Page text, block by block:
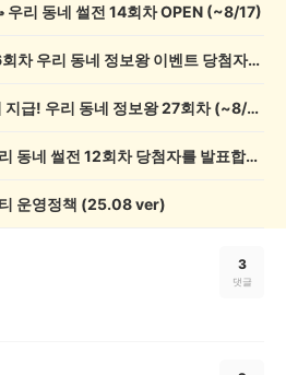
우리 동네 썰전 14회차 OPEN (~8/17)
💰[당첨자 발표] 26회차 우리 동네 정보왕 이벤트 당첨자를 발표합니다!
💸 전원 2,000캐시 지급! 우리 동네 정보왕 27회차 (~8/10)
💰[당첨자 발표] 우리 동네 썰전 12회차 당첨자를 발표합니다!
운영정책 (25.08 ver)
3
댓글